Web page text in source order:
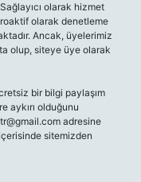
olarak hizmet
olarak denetleme
Ancak, üyelerimiz
olup, siteye üye olarak
bir bilgi paylaşım
aykırı olduğunu
adresine
sitemizden